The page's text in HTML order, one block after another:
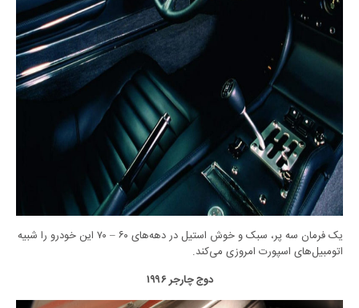
یک فرمان سه پر، سبک و خوش استیل در دهه‌های ۶۰ – ۷۰ این خودرو را شبیه
اتومبیل‌های اسپورت امروزی می‌کند.
دوج چارجر ۱۹۹۶